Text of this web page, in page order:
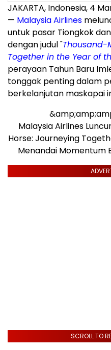
JAKARTA, Indonesia, 4
— Malaysia Airlines
untuk pasar Tiongkok
dengan judul "Thousand-
Together in the Year of
perayaan Tahun Baru
tonggak penting dalam
berkelanjutan maskapai
Malaysia Airlines
Horse: Journeying
Menandai Momentum
SCROLL TO